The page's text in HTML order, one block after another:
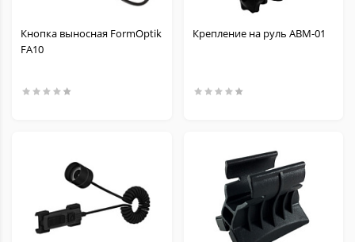
Кнопка выносная FormOptik
FA10
Крепление на руль ABM-01